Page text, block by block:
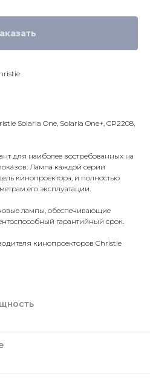
Solaria One, Solaria One+, CP2208,
для наиболее востребованных на
Лампа каждой серии
кинопроектора, и полностью
его эксплуатации.
лампы, обеспечивающие
гарантийный срок.
кинопроекторов Christie